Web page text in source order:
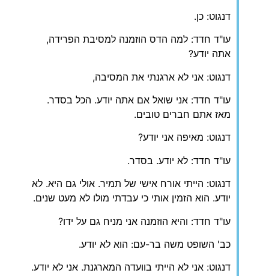
דנגוט: כן.
עו"ד חדד: למה הדס הוזמנה למסיבת הפרידה,
אתה יודע?
דנגוט: אני לא ארגנתי את המסיבה,
עו"ד חדד: אני שואל אם אתה יודע. הכל בסדר.
מאז אתם חברים טובים.
דנגוט: מאיפה אני יודע?
עו"ד חדד: לא יודע. בסדר.
דנגוט: הייתי אורח אישי של תמיר. אולי גם היא. לא
יודע. הוא הזמין אותי כי עבדתי מולו לא מעט שנים.
עו"ד חדד: והיא הוזמנה אני מניח גם על ידו?
כב' השופט משה בר-עם: הוא לא יודע.
דנגוט: אני לא הייתי בוועדה המארגנת. אני לא יודע.